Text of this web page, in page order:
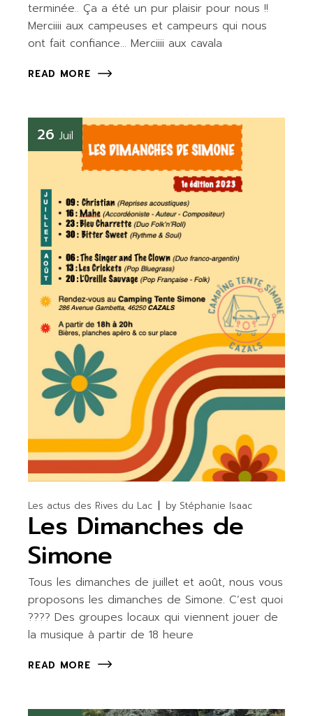
terminée.. Ça a été un pur plaisir pour nous !!
Merciiii aux campeuses et campeurs qui nous
ont fait confiance… Merciiii aux cavala
READ MORE
26 Juil
Les actus des Rives du Lac by Stéphanie Isaac
Les Dimanches de
Simone
Tous les dimanches de juillet et août, nous vous
proposons les dimanches de Simone. C’est quoi
???? Des groupes locaux qui viennent jouer de
la musique à partir de 18 heure
READ MORE